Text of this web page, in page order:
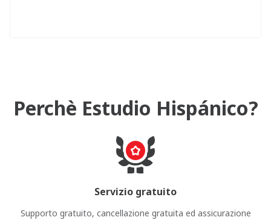
Perchè Estudio Hispánico?
Servizio gratuito
Supporto gratuito, cancellazione gratuita ed assicurazione